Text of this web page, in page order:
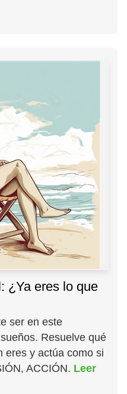
¿Ya eres lo que
ser en este
Resuelve qué
eres y actúa como si
ACCIÓN. Leer